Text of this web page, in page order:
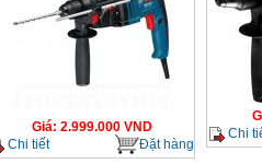
Giá: 2.999.000VND
Chi tiết
Đặt hàng
Chi